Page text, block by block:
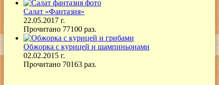
Салат «Фантазия»
22.05.2017 г.
Прочитано 77100 раз.
Обжорка с курицей и шампиньонами
02.02.2015 г.
Прочитано 70163 раз.